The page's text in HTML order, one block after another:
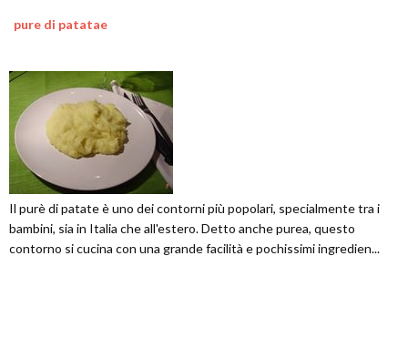
pure di patatae
Il purè di patate è uno dei contorni più popolari, specialmente tra i
bambini, sia in Italia che all'estero. Detto anche purea, questo
contorno si cucina con una grande facilità e pochissimi ingredien...